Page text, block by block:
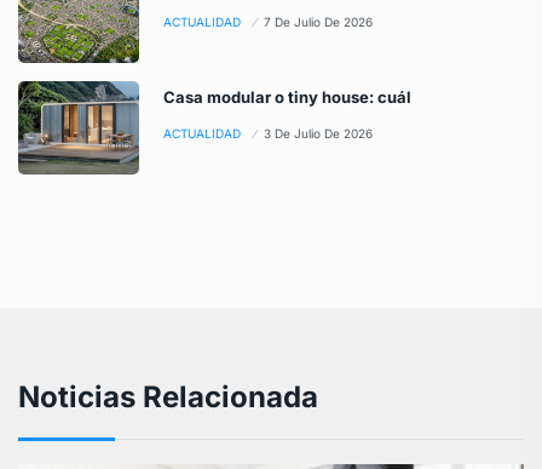
ACTUALIDAD 7 De Julio De 2026
Casa modular o tiny house: cuál
ACTUALIDAD 3 De Julio De 2026
Noticias Relacionada